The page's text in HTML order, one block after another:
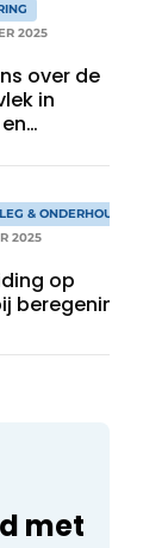
2025
over de
in
& ONDERHOUD
2025
op
beregening
met